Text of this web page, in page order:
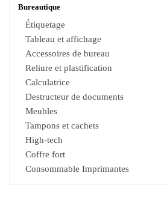
Bureautique
Étiquetage
Tableau et affichage
Accessoires de bureau
Reliure et plastification
Calculatrice
Destructeur de documents
Meubles
Tampons et cachets
High-tech
Coffre fort
Consommable Imprimantes